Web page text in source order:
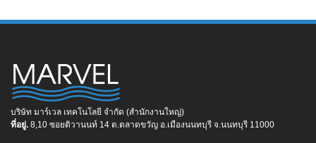
บริษัท มาร์เวล เทคโนโลยี จำกัด (สำนักงานใหญ่)
ที่อยู่. 8,10 ซอยติวานนท์ 14 ต.ตลาดขวัญ อ.เมืองนนทบุรี จ.นนทบุรี 11000